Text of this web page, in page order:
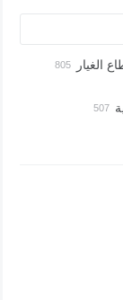
الغيار
الهواء